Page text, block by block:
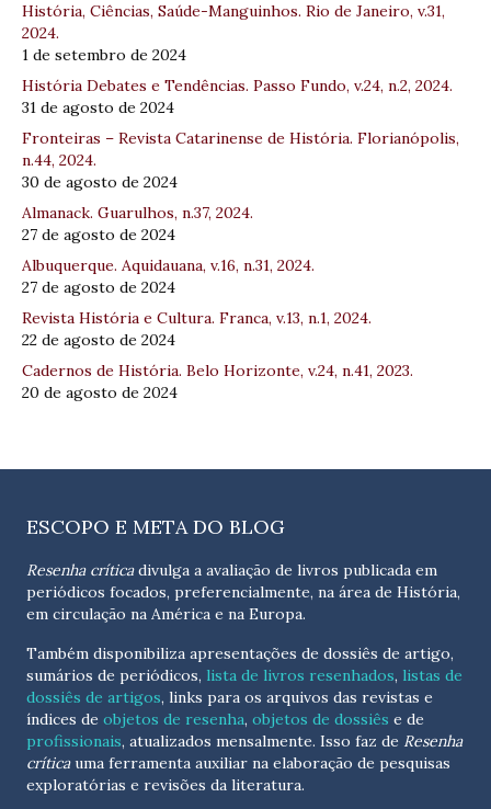
História, Ciências, Saúde-Manguinhos. Rio de Janeiro, v.31,
2024.
1 de setembro de 2024
História Debates e Tendências. Passo Fundo, v.24, n.2, 2024.
31 de agosto de 2024
Fronteiras – Revista Catarinense de História. Florianópolis,
n.44, 2024.
30 de agosto de 2024
Almanack. Guarulhos, n.37, 2024.
27 de agosto de 2024
Albuquerque. Aquidauana, v.16, n.31, 2024.
27 de agosto de 2024
Revista História e Cultura. Franca, v.13, n.1, 2024.
22 de agosto de 2024
Cadernos de História. Belo Horizonte, v.24, n.41, 2023.
20 de agosto de 2024
ESCOPO E META DO BLOG
Resenha críticadivulga a avaliação de livros publicada em
periódicos focados, preferencialmente, na área de História,
em circulação na América e na Europa.
Também disponibiliza apresentações de dossiês de artigo,
sumários de periódicos, lista de livros resenhados, listas de
dossiês de artigos, links para os arquivos das revistas e
índices de objetos de resenha, objetos de dossiês e de
profissionais, atualizados mensalmente. Isso faz de Resenha
críticauma ferramenta auxiliar na elaboração de pesquisas
exploratórias e revisões da literatura.